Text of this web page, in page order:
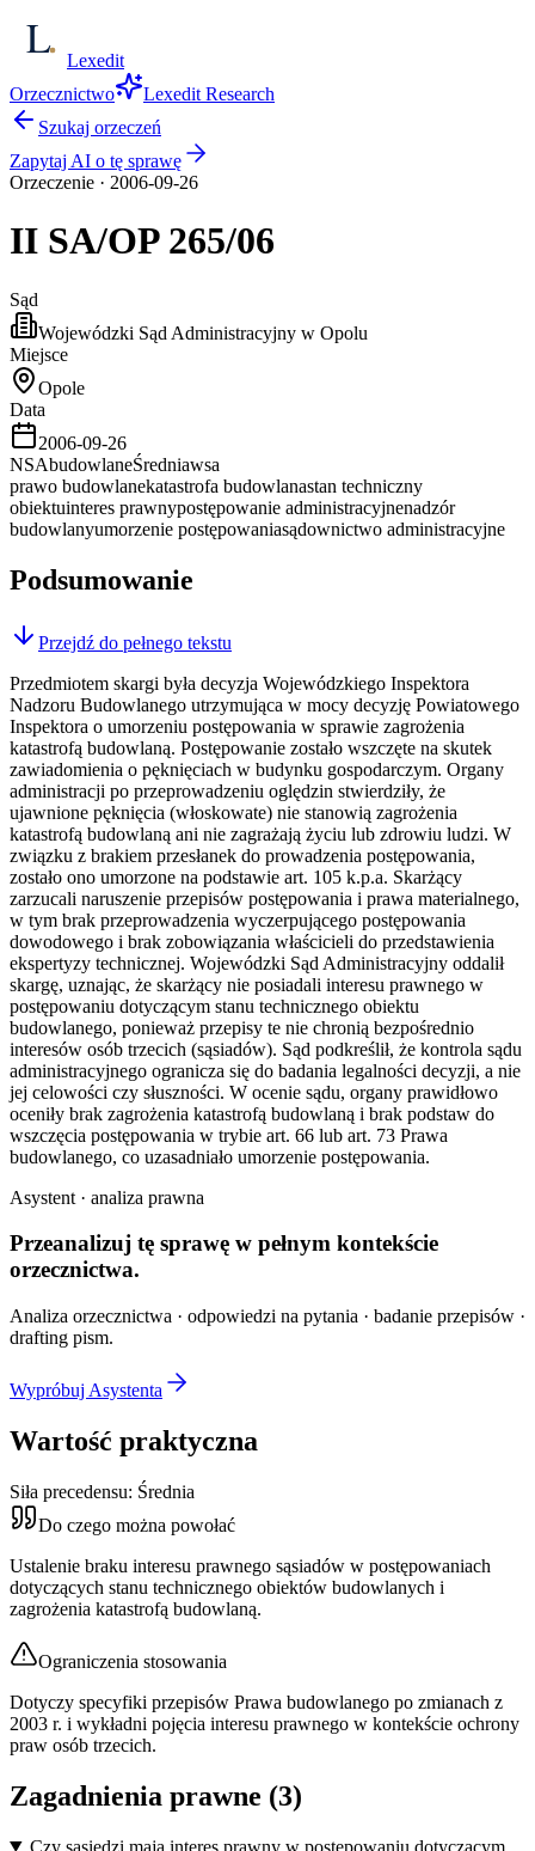
Lexedit
Orzecznictwo
Lexedit Research
Szukaj orzeczeń
Zapytaj AI o tę sprawę
Orzeczenie · 2006-09-26
II SA/OP 265/06
Sąd
Wojewódzki Sąd Administracyjny w Opolu
Miejsce
Opole
Data
2006-09-26
NSAbudowlaneŚredniawsa
prawo budowlanekatastrofa budowlanastan techniczny
obiektuinteres prawnypostępowanie administracyjnenadzór
budowlanyumorzenie postępowaniasądownictwo administracyjne
Podsumowanie
Przejdź do pełnego tekstu
Przedmiotem skargi była decyzja Wojewódzkiego Inspektora
Nadzoru Budowlanego utrzymująca w mocy decyzję Powiatowego
Inspektora o umorzeniu postępowania w sprawie zagrożenia
katastrofą budowlaną. Postępowanie zostało wszczęte na skutek
zawiadomienia o pęknięciach w budynku gospodarczym. Organy
administracji po przeprowadzeniu oględzin stwierdziły, że
ujawnione pęknięcia (włoskowate) nie stanowią zagrożenia
katastrofą budowlaną ani nie zagrażają życiu lub zdrowiu ludzi. W
związku z brakiem przesłanek do prowadzenia postępowania,
zostało ono umorzone na podstawie art. 105 k.p.a. Skarżący
zarzucali naruszenie przepisów postępowania i prawa materialnego,
w tym brak przeprowadzenia wyczerpującego postępowania
dowodowego i brak zobowiązania właścicieli do przedstawienia
ekspertyzy technicznej. Wojewódzki Sąd Administracyjny oddalił
skargę, uznając, że skarżący nie posiadali interesu prawnego w
postępowaniu dotyczącym stanu technicznego obiektu
budowlanego, ponieważ przepisy te nie chronią bezpośrednio
interesów osób trzecich (sąsiadów). Sąd podkreślił, że kontrola sądu
administracyjnego ogranicza się do badania legalności decyzji, a nie
jej celowości czy słuszności. W ocenie sądu, organy prawidłowo
oceniły brak zagrożenia katastrofą budowlaną i brak podstaw do
wszczęcia postępowania w trybie art. 66 lub art. 73 Prawa
budowlanego, co uzasadniało umorzenie postępowania.
Asystent · analiza prawna
Przeanalizuj tę sprawę w pełnym kontekście
orzecznictwa.
Analiza orzecznictwa · odpowiedzi na pytania · badanie przepisów ·
drafting pism.
Wypróbuj Asystenta
Wartość praktyczna
Siła precedensu: Średnia
Do czego można powołać
Ustalenie braku interesu prawnego sąsiadów w postępowaniach
dotyczących stanu technicznego obiektów budowlanych i
zagrożenia katastrofą budowlaną.
Ograniczenia stosowania
Dotyczy specyfiki przepisów Prawa budowlanego po zmianach z
2003 r. i wykładni pojęcia interesu prawnego w kontekście ochrony
praw osób trzecich.
Zagadnienia prawne (3)
Czy sąsiedzi mają interes prawny w postępowaniu dotyczącym